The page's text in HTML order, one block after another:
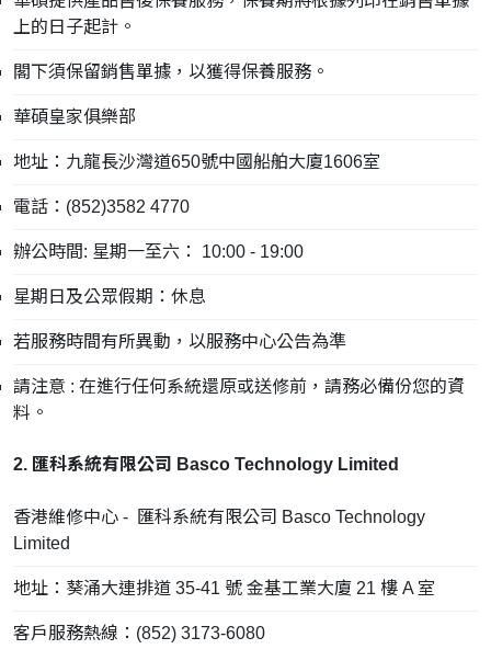
上的日子起計。
閣下須保留銷售單據，以獲得保養服務。
華碩皇家俱樂部
地址：九龍長沙灣道650號中國船舶大廈1606室
電話：(852)3582 4770
辦公時間: 星期一至六： 10:00 - 19:00
星期日及公眾假期：休息
若服務時間有所異動，以服務中心公告為準
請注意 : 在進行任何系統還原或送修前，請務必備份您的資
料。
2. 匯科系統有限公司 Basco Technology Limited
香港維修中心 - 匯科系統有限公司 Basco Technology
Limited
地址：葵涌大連排道 35-41 號 金基工業大廈 21 樓 A 室
客戶服務熱線：(852) 3173-6080